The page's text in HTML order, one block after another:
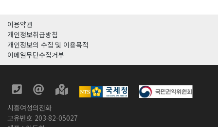
이용약관
개인정보취급방침
개인정보의 수집 및 이용목적
이메일무단수집거부
시흥여성의전화
고유번호 203-82-05027